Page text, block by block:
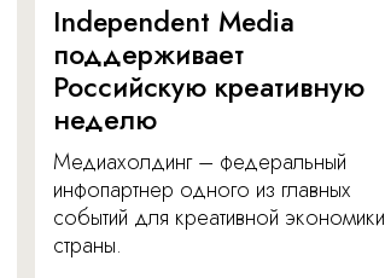
Independent Media
поддерживает
Российскую креативную
неделю
Медиахолдинг – федеральный
инфопартнер одного из главных
событий для креативной экономики
страны.